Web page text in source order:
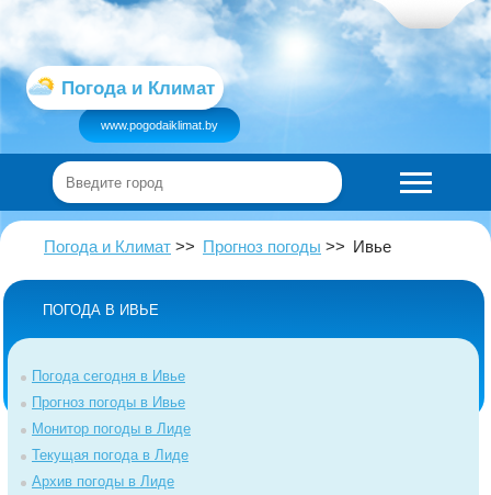
Погода и Климат
www.pogodaiklimat.by
Погода и Климат Прогноз погоды Ивье
ПОГОДА В ИВЬЕ
Погода сегодня в Ивье
Прогноз погоды в Ивье
Монитор погоды в Лиде
Текущая погода в Лиде
Архив погоды в Лиде